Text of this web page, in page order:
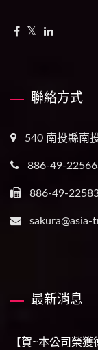
聯絡方式
540 南投縣南
886-49-
886-49-
最新消息
【賀~本公司榮獲